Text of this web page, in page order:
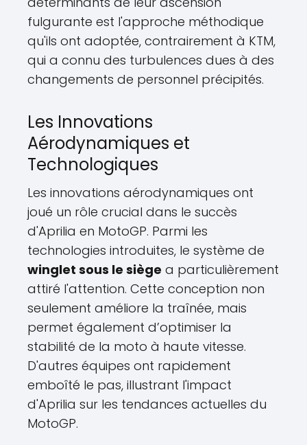
fulgurante est l'approche méthodique
qu'ils ont adoptée, contrairement à KTM,
qui a connu des turbulences dues à des
changements de personnel précipités.
Les Innovations
Aérodynamiques et
Technologiques
Les innovations aérodynamiques ont
joué un rôle crucial dans le succès
d'Aprilia en MotoGP. Parmi les
technologies introduites, le système de
winglet sous le siège a particulièrement
attiré l'attention. Cette conception non
seulement améliore la traînée, mais
permet également d’optimiser la
stabilité de la moto à haute vitesse.
D'autres équipes ont rapidement
emboîté le pas, illustrant l'impact
d'Aprilia sur les tendances actuelles du
MotoGP.